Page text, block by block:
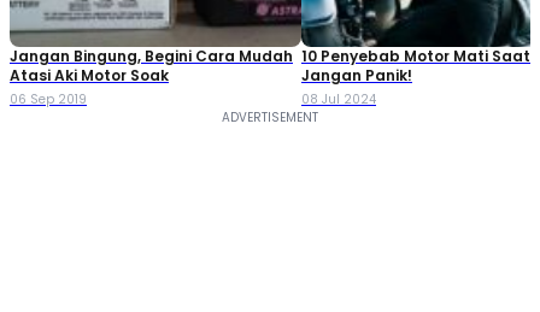
Jangan Bingung, Begini Cara Mudah
Atasi Aki Motor Soak
06 Sep 2019
10 Penyebab Motor Mati Saat
Jangan Panik!
08 Jul 2024